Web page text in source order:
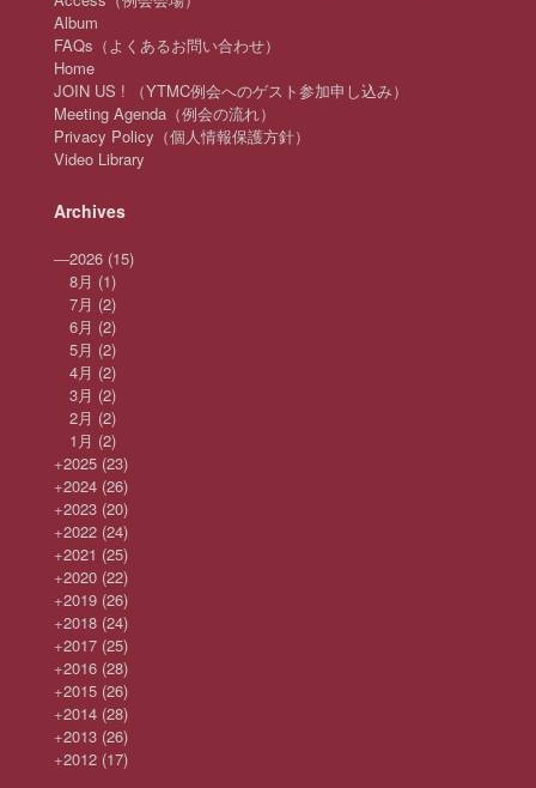
Album
FAQs（よくあるお問い合わせ）
Home
JOIN US ! （YTMC例会へのゲスト参加申し込み）
Meeting Agenda（例会の流れ）
Privacy Policy（個人情報保護方針）
Video Library
Archives
—2026 (15)
8月 (1)
7月 (2)
6月 (2)
5月 (2)
4月 (2)
3月 (2)
2月 (2)
1月 (2)
+2025 (23)
+2024 (26)
+2023 (20)
+2022 (24)
+2021 (25)
+2020 (22)
+2019 (26)
+2018 (24)
+2017 (25)
+2016 (28)
+2015 (26)
+2014 (28)
+2013 (26)
+2012 (17)